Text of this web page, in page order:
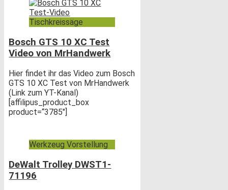
Tischkreissäge
Bosch GTS 10 XC Test
Video von MrHandwerk
Hier findet ihr das Video zum Bosch
GTS 10 XC Test von MrHandwerk
(Link zum YT-Kanal)
[affilipus_product_box
product=“3785″]
Werkzeug Vorstellung
DeWalt Trolley DWST1-
71196